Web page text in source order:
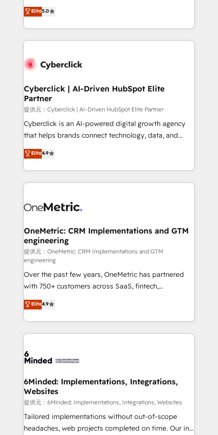
Partner and ISO 27001:2022 certified consultancy,
we blend strategy, creativity, and technology to help
implementations. With 12+ years of HubSpot
experience, we help you use the HubSpot platform
to its fullest capacity, improve your current HubSpot
website, or build your new one.
Elite5.0
Cyberclick | AI-Driven HubSpot Elite
Partner
提供元：Cyberclick | AI-Driven HubSpot Elite Partner
Cyberclick is an AI-powered digital growth agency
that helps brands connect technology, data, and
creativity to achieve measurable results. Founded in
Barcelona and operating across Spain, LATAM, and
the UK, we support global companies in building
smarter marketing, sales, and customer success
Iberia (Spain & Portugal), we combine human insight
growth. Our multidisciplinary team designs solutions
that simplify complexity, boost performance, and
turn innovation into real impact. 🌍 Highlights •
HubSpot Partner since 2012 • 2022 EMEA Impact
Award: Best Integration • 150+ successful HubSpot
projects • Clients in 30+ industries • Proprietary
technology for integrations • Multilingual team:
English, Spanish, Portuguese & Italian 👉 Grow
smarter with AI and HubSpot.
Elite4.9
OneMetric: CRM Implementations and GTM
engineering
提供元：OneMetric: CRM Implementations and GTM
engineering
Over the past few years, OneMetric has partnered
with 750+ customers across SaaS, fintech,
healthcare, real estate, and other industries. With
150+ HubSpot-certified experts, we deliver scalable
solutions to complex GTM and RevOps challenges.
Our Expertise 🔹 Onboarding & Implementation:
tailored to your GTM motion. 🔹 Migrations:
from other CRMs to HubSpot without data loss or
downtime. 🔹 RevOps Strategy: Align teams,
processes, and data to drive revenue efficiency. 🔹
Integrations: Connect HubSpot with your tech stack
for better adoption. 🔹 Custom Solutions: Build
Elite4.9
6Minded: Implementations, Integrations,
Websites
提供元：6Minded: Implementations, Integrations, Websites
Tailored implementations without out-of-scope
headaches, web projects completed on time. Our in-